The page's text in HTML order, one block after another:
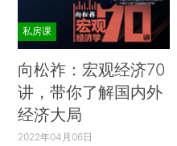
私房课
向松祚：宏观经济70
讲，带你了解国内外
经济大局
2022年04月06日